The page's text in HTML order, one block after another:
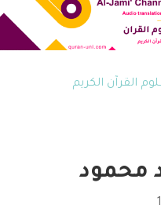
القرآن الكريم
محمود